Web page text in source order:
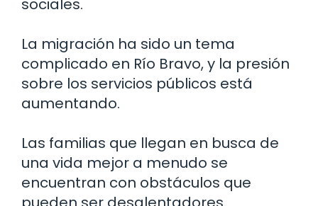
sociales.
La migración ha sido un tema
complicado en Río Bravo, y la presión
sobre los servicios públicos está
aumentando.
Las familias que llegan en busca de
una vida mejor a menudo se
encuentran con obstáculos que